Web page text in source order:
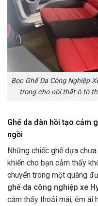
Bọc Ghế Da Công Nghiệp
trọng cho nội thất ô tô
Ghế da đàn hồi tạo cảm
ngồi
Những chiếc ghế dựa
khiến cho bạn cảm thấy
chuyển trong một quãng
ghế da công nghiệp xe
cảm thấy thoải mái, êm ái